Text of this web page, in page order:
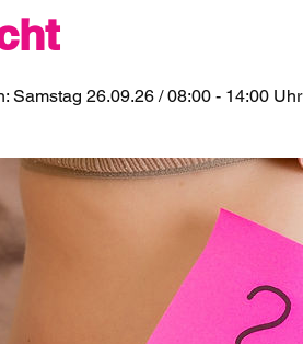
Samstag 26.09.26 / 08:00 - 14:00 Uhr